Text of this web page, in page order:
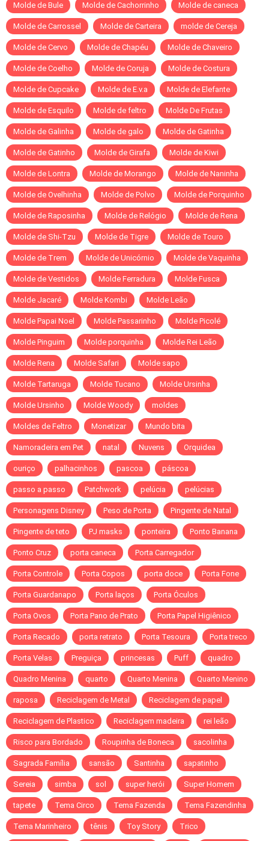
Molde de Bule Molde de Cachorrinho Molde de caneca
Molde de Carrossel Molde de Carteira molde de Cereja
Molde de Cervo Molde de Chapéu Molde de Chaveiro
Molde de Coelho Molde de Coruja Molde de Costura
Molde de Cupcake Molde de E.v.a Molde de Elefante
Molde de Esquilo Molde de feltro Molde De Frutas
Molde de Galinha Molde de galo Molde de Gatinha
Molde de Gatinho Molde de Girafa Molde de Kiwi
Molde de Lontra Molde de Morango Molde de Naninha
Molde de Ovelhinha Molde de Polvo Molde de Porquinho
Molde de Raposinha Molde de Relógio Molde de Rena
Molde de Shi-Tzu Molde de Tigre Molde de Touro
Molde de Trem Molde de Unicórnio Molde de Vaquinha
Molde de Vestidos Molde Ferradura Molde Fusca
Molde Jacaré Molde Kombi Molde Leão
Molde Papai Noel Molde Passarinho Molde Picolé
Molde Pinguim Molde porquinha Molde Rei Leão
Molde Rena Molde Safari Molde sapo
Molde Tartaruga Molde Tucano Molde Ursinha
Molde Ursinho Molde Woody moldes
Moldes de Feltro Monetizar Mundo bita
Namoradeira em Pet natal Nuvens Orquidea
ouriço palhacinhos pascoa páscoa
passo a passo Patchwork pelúcia pelúcias
Personagens Disney Peso de Porta Pingente de Natal
Pingente de teto PJ masks ponteira Ponto Banana
Ponto Cruz porta caneca Porta Carregador
Porta Controle Porta Copos porta doce Porta Fone
Porta Guardanapo Porta laços Porta Óculos
Porta Ovos Porta Pano de Prato Porta Papel Higiênico
Porta Recado porta retrato Porta Tesoura Porta treco
Porta Velas Preguiça princesas Puff quadro
Quadro Menina quarto Quarto Menina Quarto Menino
raposa Reciclagem de Metal Reciclagem de papel
Reciclagem de Plastico Reciclagem madeira rei leão
Risco para Bordado Roupinha de Boneca sacolinha
Sagrada Família sansão Santinha sapatinho
Sereia simba sol super herói Super Homem
tapete Tema Circo Tema Fazenda Tema Fazendinha
Tema Marinheiro tênis Toy Story Trico